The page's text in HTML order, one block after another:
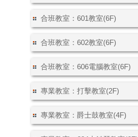
合班教室：601教室(6F)
合班教室：602教室(6F)
合班教室：606電腦教室(6F)
專業教室：打擊教室(2F)
專業教室：爵士鼓教室(4F)